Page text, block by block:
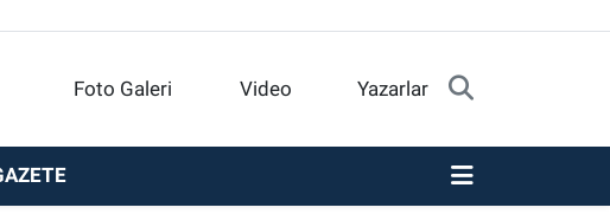
Foto Galeri Video Yazarlar